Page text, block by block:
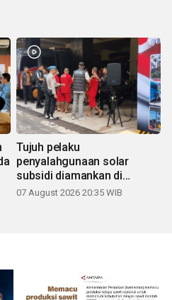
Tujuh pelaku
penyalahgunaan solar
subsidi diamankan di
Sumbar
07 August 2026 20:35 WIB